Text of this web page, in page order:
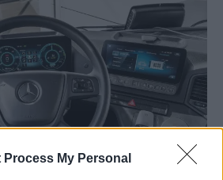
Process My Personal